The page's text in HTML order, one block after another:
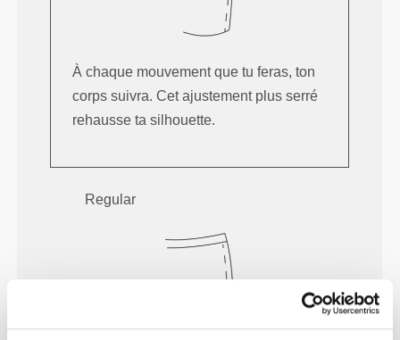
À chaque mouvement que tu feras, ton
corps suivra. Cet ajustement plus serré
rehausse ta silhouette.
Regular